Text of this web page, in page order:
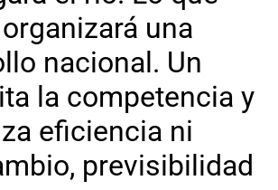
una
nacional. Un
la competencia y
eficiencia ni
previsibilidad